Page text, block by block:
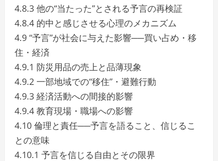
4.8.3 他の“当たった”とされる予言の再検証
4.8.4 的中と感じさせる心理のメカニズム
4.9 “予言”が社会に与えた影響──買い占め・移
住・経済
4.9.1 防災用品の売上と品薄現象
4.9.2 一部地域での“移住”・避難行動
4.9.3 経済活動への間接的影響
4.9.4 教育現場・職場への影響
4.10 倫理と責任──予言を語ること、信じるこ
との意味
4.10.1 予言を信じる自由とその限界